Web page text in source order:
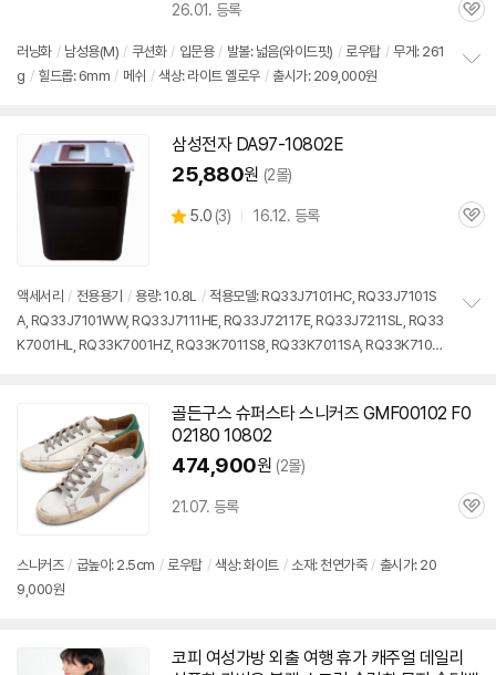
26.01. 등록
관
러닝화 / 남성용(M) / 쿠션화 / 입문용 / 발볼: 넓음(와이드핏) / 로우탑 / 무게: 261
g / 힐드롭: 6mm / 메쉬 / 색상: 라이트 옐로우 / 출시가: 209,000원
삼성전자 DA97-10802E
25,880원 (2몰)
별
5.0 (상
뷰
3) 16.12. 등록
관
액세서리 / 전용용기 / 용량: 10.8L / 적용모델: RQ33J7101HC, RQ33J7101S
A, RQ33J7101WW, RQ33J7111HE, RQ33J72117E, RQ33J7211SL, RQ33
K7001HL, RQ33K7001HZ, RQ33K7011S8, RQ33K7011SA, RQ33K7101S
골든구스 슈퍼스타 스니커즈 GMF00102 F0
02180 10802
474,900원 (2몰)
21.07. 등록
관
스니커즈 / 굽높이: 2.5cm / 로우탑 / 색상: 화이트 / 소재: 천연가죽 / 출시가: 20
9,000원
코피 여성가방 외출 여행 휴가 캐주얼 데일리